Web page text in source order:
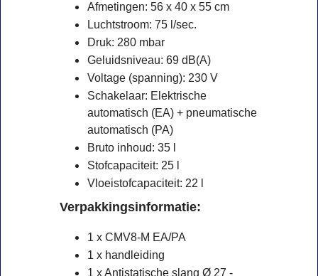
Afmetingen: 56 x 40 x 55 cm
Luchtstroom: 75 l/sec.
Druk: 280 mbar
Geluidsniveau: 69 dB(A)
Voltage (spanning): 230 V
Schakelaar: Elektrische
automatisch (EA) + pneumatische
automatisch (PA)
Bruto inhoud: 35 l
Stofcapaciteit: 25 l
Vloeistofcapaciteit: 22 l
Verpakkingsinformatie:
1 x CMV8-M EA/PA
1 x handleiding
1 x Antistatische slang Ø 27 -